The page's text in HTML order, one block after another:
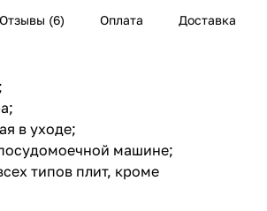
Отзывы (6) Оплата Доставка
в уходе;
машине;
типов плит, кроме